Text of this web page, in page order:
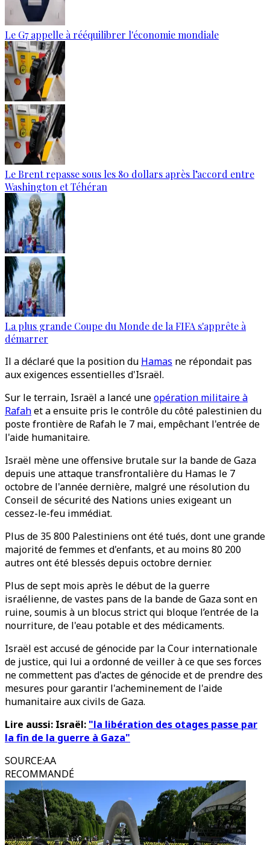
Le G7 appelle à rééquilibrer l'économie mondiale
Le Brent repasse sous les 80 dollars après l’accord entre
Washington et Téhéran
La plus grande Coupe du Monde de la FIFA s'apprête à
démarrer
Il a déclaré que la position du Hamas ne répondait pas
aux exigences essentielles d'Israël.
Sur le terrain, Israël a lancé uneopération militaire à
Rafahet a ensuite pris le contrôle du côté palestinien du
poste frontière de Rafah le 7 mai, empêchant l'entrée de
l'aide humanitaire.
Israël mène une offensive brutale sur la bande de Gaza
depuis une attaque transfrontalière du Hamas le 7
octobre de l'année dernière, malgré une résolution du
Conseil de sécurité des Nations unies exigeant un
cessez-le-feu immédiat.
Plus de 35 800 Palestiniens ont été tués, dont une grande
majorité de femmes et d'enfants, et au moins 80 200
autres ont été blessés depuis octobre dernier.
Plus de sept mois après le début de la guerre
israélienne, de vastes pans de la bande de Gaza sont en
ruine, soumis à un blocus strict qui bloque l’entrée de la
nourriture, de l'eau potable et des médicaments.
Israël est accusé de génocide par la Cour internationale
de justice, qui lui a ordonné de veiller à ce que ses forces
ne commettent pas d'actes de génocide et de prendre des
mesures pour garantir l'acheminement de l'aide
humanitaire aux civils de Gaza.
Lire aussi: Israël: "la libération des otages passe par
la fin de la guerre à Gaza"
SOURCE:AA
RECOMMANDÉ